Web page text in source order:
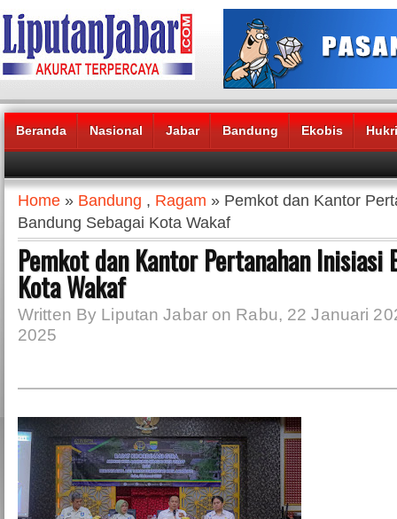
Beranda Nasional Jabar Bandung Ekobis
Headlines News :
Home » Bandung , Ragam » Pemkot dan Kantor
Bandung Sebagai Kota Wakaf
Pemkot dan Kantor Pertanahan Inisiasi
Kota Wakaf
Written By Liputan Jabar on Rabu, 22 Januari
2025